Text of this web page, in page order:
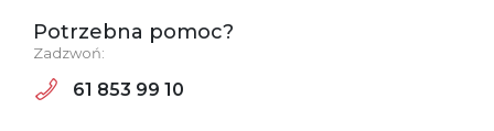
Potrzebna pomoc?
Zadzwoń:
61 853 99 10